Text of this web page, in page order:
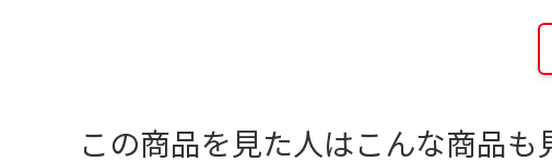
この商品を見た人はこんな商品も